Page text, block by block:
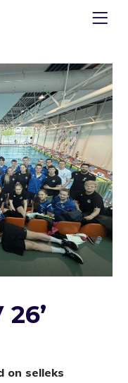
on selleks